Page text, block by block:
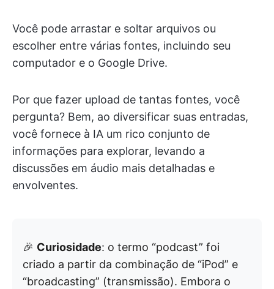
Você pode arrastar e soltar arquivos ou
escolher entre várias fontes, incluindo seu
computador e o Google Drive.
Por que fazer upload de tantas fontes, você
pergunta? Bem, ao diversificar suas entradas,
você fornece à IA um rico conjunto de
informações para explorar, levando a
discussões em áudio mais detalhadas e
envolventes.
🎉 Curiosidade: o termo “podcast” foi
criado a partir da combinação de “iPod” e
“broadcasting” (transmissão). Embora o